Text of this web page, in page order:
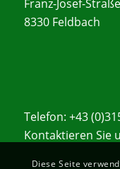
Franz-Josef-
8330 Feldbach
Telefon: +43
Kontaktieren Sie
Diese Seite